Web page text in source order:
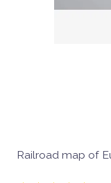
Railroad map of